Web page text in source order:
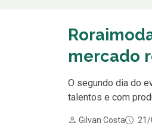
mercado
O segundo dia do
talentos e com
Gilvan Costa